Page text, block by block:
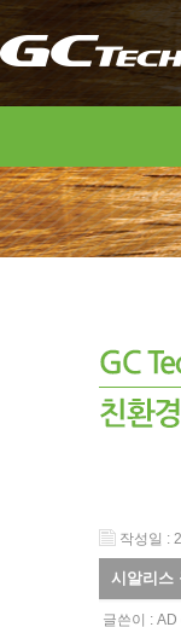
작성일 :
시알리스
글쓴이 : AD